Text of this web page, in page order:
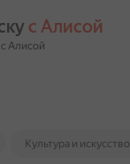
с Алисой
Алисой
Культура и искусство